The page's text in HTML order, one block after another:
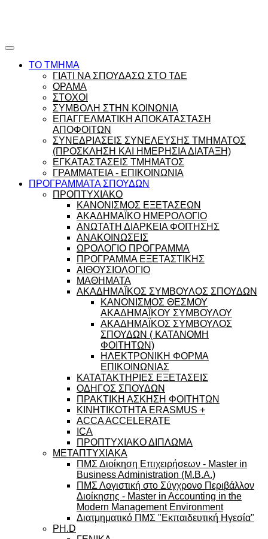
ΤΟ ΤΜΗΜΑ
ΓΙΑΤΙ ΝΑ ΣΠΟΥΔΑΣΩ ΣΤΟ ΤΔΕ
ΟΡΑΜΑ
ΣΤΟΧΟΙ
ΣΥΜΒΟΛΗ ΣΤΗΝ ΚΟΙΝΩΝΙΑ
ΕΠΑΓΓΕΛΜΑΤΙΚΗ ΑΠΟΚΑΤΑΣΤΑΣΗ
ΑΠΟΦΟΙΤΩΝ
ΣΥΝΕΔΡΙΑΣΕΙΣ ΣΥΝΕΛΕΥΣΗΣ ΤΜΗΜΑΤΟΣ
(ΠΡΟΣΚΛΗΣΗ ΚΑΙ ΗΜΕΡΗΣΙΑ ΔΙΑΤΑΞΗ)
ΕΓΚΑΤΑΣΤΑΣΕΙΣ ΤΜΗΜΑΤΟΣ
ΓΡΑΜΜΑΤΕΙΑ - ΕΠΙΚΟΙΝΩΝΙΑ
ΠΡΟΓΡΑΜΜΑΤΑ ΣΠΟΥΔΩΝ
ΠΡΟΠΤΥΧΙΑΚΟ
ΚΑΝΟΝΙΣΜΟΣ ΕΞΕΤΑΣΕΩΝ
ΑΚΑΔΗΜΑΪΚΟ ΗΜΕΡΟΛΟΓΙΟ
ΑΝΩΤΑΤΗ ΔΙΑΡΚΕΙΑ ΦΟΙΤΗΣΗΣ
ΑΝΑΚΟΙΝΩΣΕΙΣ
ΩΡΟΛΟΓΙΟ ΠΡΟΓΡΑΜΜΑ
ΠΡΟΓΡΑΜΜΑ ΕΞΕΤΑΣΤΙΚΗΣ
ΑΙΘΟΥΣΙΟΛΟΓΙΟ
ΜΑΘΗΜΑΤΑ
ΑΚΑΔΗΜΑΪΚΟΣ ΣΥΜΒΟΥΛΟΣ ΣΠΟΥΔΩΝ
ΚΑΝΟΝΙΣΜΟΣ ΘΕΣΜΟΥ
ΑΚΑΔΗΜΑΪΚΟΥ ΣΥΜΒΟΥΛΟΥ
ΑΚΑΔΗΜΑΪΚΟΣ ΣΥΜΒΟΥΛΟΣ
ΣΠΟΥΔΩΝ ( ΚΑΤΑΝΟΜΗ
ΦΟΙΤΗΤΩΝ)
ΗΛΕΚΤΡΟΝΙΚΗ ΦΟΡΜΑ
ΕΠΙΚΟΙΝΩΝΙΑΣ
ΚΑΤΑΤΑΚΤΗΡΙΕΣ ΕΞΕΤΑΣΕΙΣ
ΟΔΗΓΟΣ ΣΠΟΥΔΩΝ
ΠΡΑΚΤΙΚΗ ΑΣΚΗΣΗ ΦΟΙΤΗΤΩΝ
ΚΙΝΗΤΙΚΟΤΗΤΑ ERASMUS +
ACCA ACCELERATE
ICA
ΠΡΟΠΤΥΧΙΑΚΟ ΔΙΠΛΩΜΑ
ΜΕΤΑΠΤΥΧΙΑΚΑ
ΠΜΣ Διοίκηση Επιχειρήσεων - Master in
Business Administration (M.B.A.)
ΠΜΣ Λογιστική στο Σύγχρονο Περιβάλλον
Διοίκησης - Master in Accounting in the
Modern Management Environment
Διατμηματικό ΠΜΣ "Εκπαιδευτική Ηγεσία"
PH.D